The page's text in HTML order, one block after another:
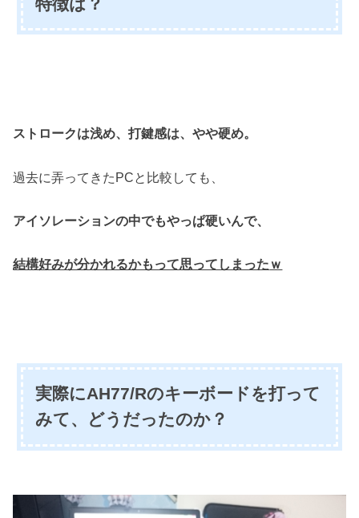
ストロークは浅め、打鍵感は、やや硬め。
過去に弄ってきたPCと比較しても、
アイソレーションの中でもやっぱ硬いんで、
結構好みが分かれるかもって思ってしまった ｗ
実際にAH77/Rのキーボードを打って
みて、どうだったのか？